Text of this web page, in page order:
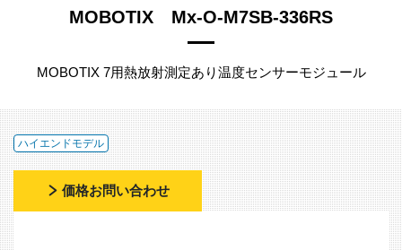
MOBOTIX Mx-O-M7SB-336RS
MOBOTIX 7用熱放射測定あり温度センサーモジュール
ハイエンドモデル
価格お問い合わせ